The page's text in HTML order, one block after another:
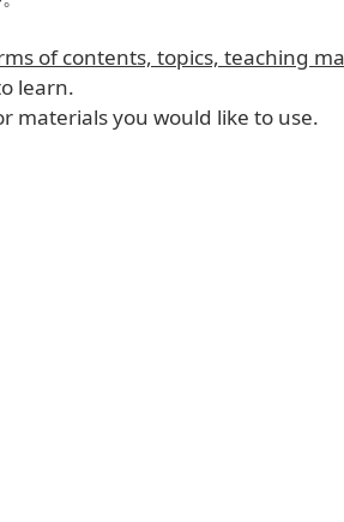
of contents, topics, teaching
learn.
materials you would like to use.